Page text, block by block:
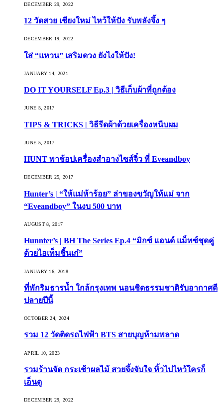
DECEMBER 29, 2022
12 วัดสวย เชียงใหม่ ไหว้ให้ปัง รับพลังจึ้ง ๆ
DECEMBER 19, 2022
ใส่ “แหวน” เสริมดวง ยังไงให้ปัง!
JANUARY 14, 2021
DO IT YOURSELF Ep.3 | วิธีเก็บผ้าที่ถูกต้อง
JUNE 5, 2017
TIPS & TRICKS | วิธีรีดผ้าด้วยเครื่องหนีบผม
JUNE 5, 2017
HUNT พาช้อปเครื่องสำอางไซส์จิ๋ว ที่ Eveandboy
DECEMBER 25, 2017
Hunter’s | “ให้แม่ห้าร้อย” ล่าของขวัญให้แม่ จาก
“Eveandboy” ในงบ 500 บาท
AUGUST 8, 2017
Hunnter’s | BH The Series Ep.4 “มิกซ์ แอนด์ แม็ทซ์ชุดคู่
ด้วยไอเท็มชิ้นเก๋”
JANUARY 16, 2018
ที่พักริมธารน้ำ ใกล้กรุงเทพ นอนชิดธรรมชาติรับอากาศดี
ปลายปีนี้
OCTOBER 24, 2024
รวม 12 วัดติดรถไฟฟ้า BTS สายบุญห้ามพลาด
APRIL 10, 2023
รวมร้านจัด กระเช้าผลไม้ สวยจึ้งจับใจ หิ้วไปไหว้ใครก็
เอ็นดู
DECEMBER 29, 2022